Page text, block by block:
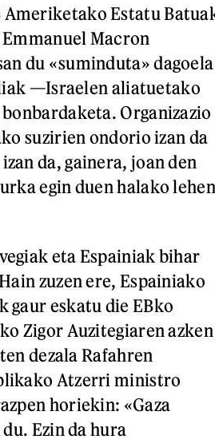
Ameriketako Estatu
Macron
du «suminduta» dagoela
—Israelen aliatuetako
Organizazio
suzirien ondorio izan da
da, gainera, joan den
egin duen halako lehen
eta Espainiak bihar
zuzen ere, Espainiako
gaur eskatu die EBko
Zigor Auzitegiaren azken
dezala Rafahren
Atzerri ministro
horiekin: «Gaza
Ezin da hura